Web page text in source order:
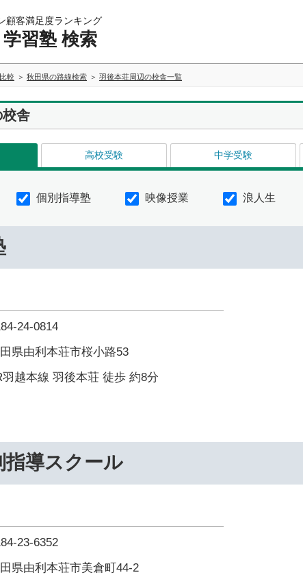
顧客満足度ランキング
習塾 検索
較 秋田県の路線検索 羽後本荘周辺の校舎一覧
舎
高校受験 中学受験
個別指導塾 映像授業 浪人生
24-0814
県由利本荘市桜小路53
羽越本線 羽後本荘 徒歩 約8分
指導スクール
23-6352
県由利本荘市美倉町44-2